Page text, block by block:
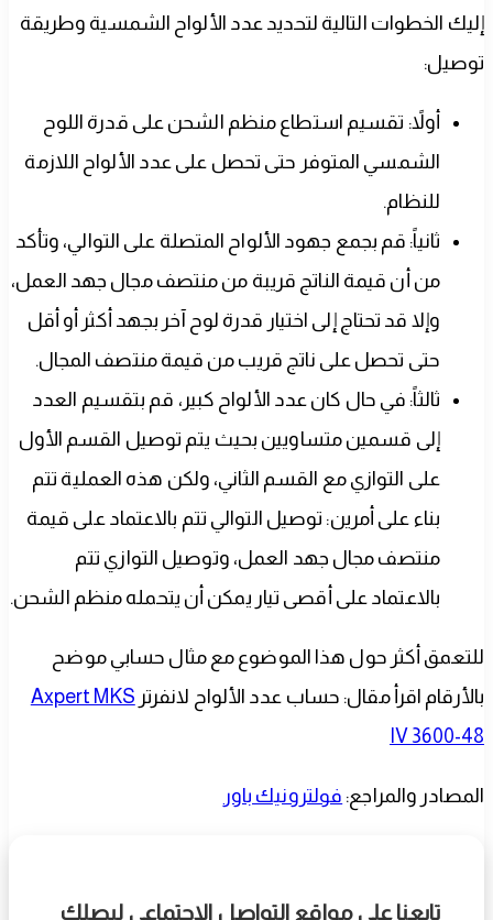
إليك الخطوات التالية لتحديد عدد الألواح الشمسية وطريقة
توصيل:
أولاً: تقسيم استطاع منظم الشحن على قدرة اللوح
الشمسي المتوفر حتى تحصل على عدد الألواح اللازمة
للنظام.
ثانياً: قم بجمع جهود الألواح المتصلة على التوالي، وتأكد
من أن قيمة الناتج قريبة من منتصف مجال جهد العمل،
وإلا قد تحتاج إلى اختيار قدرة لوح آخر بجهد أكثر أو أقل
حتى تحصل على ناتج قريب من قيمة منتصف المجال.
ثالثاً: في حال كان عدد الألواح كبير، قم بتقسيم العدد
إلى قسمين متساويين بحيث يتم توصيل القسم الأول
على التوازي مع القسم الثاني، ولكن هذه العملية تتم
بناء على أمرين: توصيل التوالي تتم بالاعتماد على قيمة
منتصف مجال جهد العمل، وتوصيل التوازي تتم
بالاعتماد على أقصى تيار يمكن أن يتحمله منظم الشحن.
للتعمق أكثر حول هذا الموضوع مع مثال حسابي موضح
بالأرقام اقرأ مقال: حساب عدد الألواح لانفرتر Axpert MKS
IV 3600-48
المصادر والمراجع: فولترونيك باور
تابعنا على مواقع التواصل الاجتماعي ليصلك